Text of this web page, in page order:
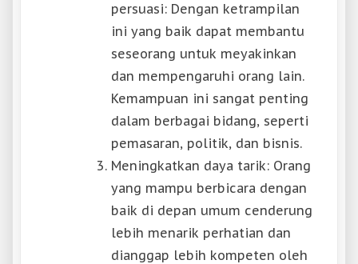
persuasi: Dengan ketrampilan
ini yang baik dapat membantu
seseorang untuk meyakinkan
dan mempengaruhi orang lain.
Kemampuan ini sangat penting
dalam berbagai bidang, seperti
pemasaran, politik, dan bisnis.
Meningkatkan daya tarik: Orang
yang mampu berbicara dengan
baik di depan umum cenderung
lebih menarik perhatian dan
dianggap lebih kompeten oleh